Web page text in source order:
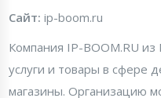
Сайт: ip-boom.ru
Компания IP-BOOM.RU
услуги и товары в сфере
магазины. Организацию